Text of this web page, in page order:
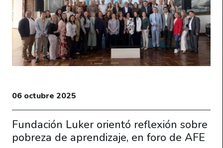
06 octubre 2025
Fundación Luker orientó reflexión sobre
pobreza de aprendizaje, en foro de AFE